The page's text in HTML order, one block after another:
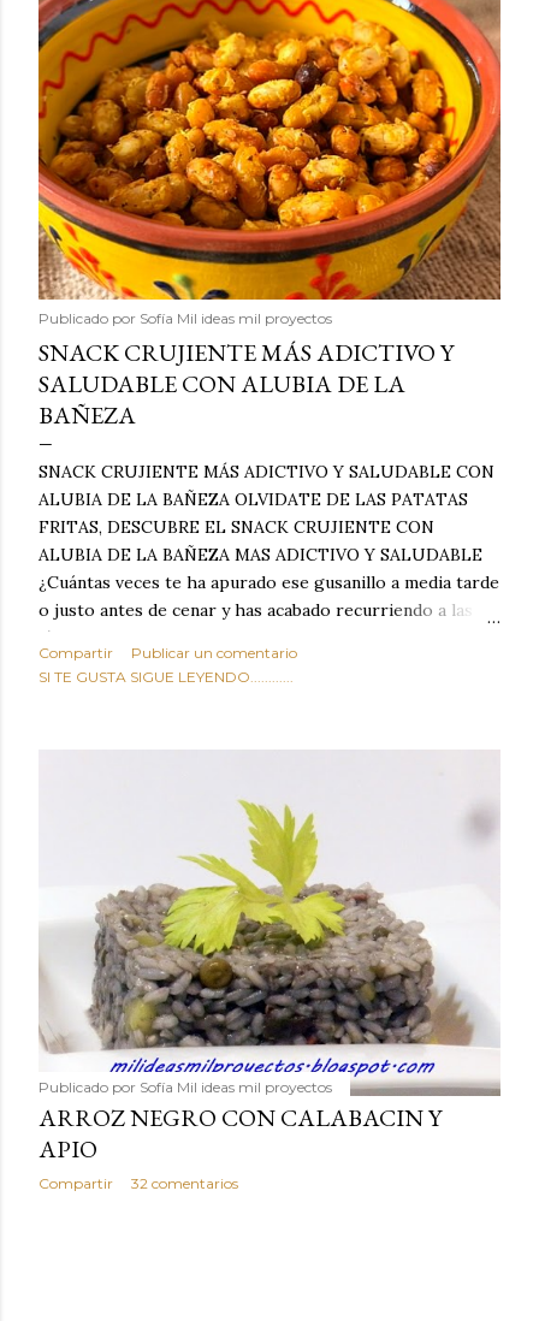
Publicado por Sofía Mil ideas mil proyectos
SNACK CRUJIENTE MÁS ADICTIVO Y
SALUDABLE CON ALUBIA DE LA
BAÑEZA
SNACK CRUJIENTE MÁS ADICTIVO Y SALUDABLE CON
ALUBIA DE LA BAÑEZA OLVIDATE DE LAS PATATAS
FRITAS, DESCUBRE EL SNACK CRUJIENTE CON
ALUBIA DE LA BAÑEZA MAS ADICTIVO Y SALUDABLE
¿Cuántas veces te ha apurado ese gusanillo a media tarde
o justo antes de cenar y has acabado recurriendo a las
típicas patatas de bolsa, frutos secos fritos o snacks
ultraprocesados llenos de grasas saturadas y sodio?
sabroso, con ese toque tostado y crujiente que tanto nos
por completo tu forma de ver las legumbres. Olvídate de
asociar las alubias únicamente a los guisos tradicionales y
copiosos de invierno. Con esta receta simple pero
revolucionaria, transformaremos un ingrediente tan
humilde como la alubia de La Bañeza en un snack ligero,
dorado, cargado de proteína y 100% natural. Es el
sustituto perfecto a los frutos se...
Compartir
Publicar un comentario
SI TE GUSTA SIGUE LEYENDO............
Publicado por Sofía Mil ideas mil proyectos
ARROZ NEGRO CON CALABACIN Y
APIO
Compartir 32 comentarios